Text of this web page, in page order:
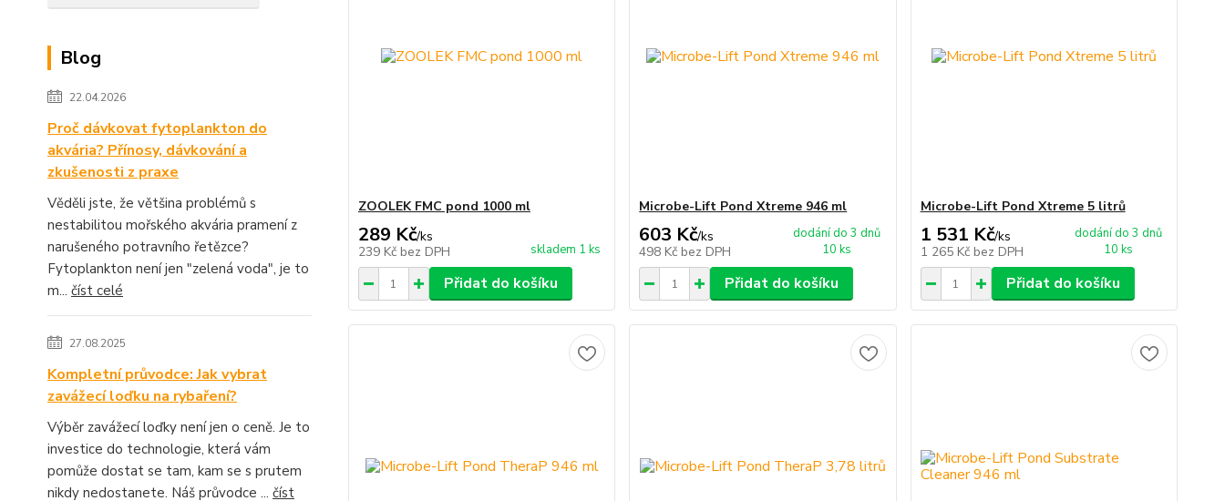
Blog
22.04.2026
Proč dávkovat fytoplankton do
akvária? Přínosy, dávkování a
zkušenosti z praxe
Věděli jste, že většina problémů s
nestabilitou mořského akvária pramení z
narušeného potravního řetězce?
Fytoplankton není jen "zelená voda", je to
m... číst celé
27.08.2025
Kompletní průvodce: Jak vybrat
zavážecí loďku na rybaření?
Výběr zavážecí loďky není jen o ceně. Je to
investice do technologie, která vám
pomůže dostat se tam, kam se s prutem
nikdy nedostanete. Náš průvodce ... číst
ZOOLEK FMC pond 1000 ml
289 Kč/ks
239 Kč bez DPH skladem 1 ks
Přidat do košíku
Microbe-Lift Pond Xtreme 946 ml
603 Kč/ks
498 Kč bez DPH
dodání do 3 dnů
10 ks
Přidat do košíku
Microbe-Lift Pond Xtreme 5 litrů
1 531 Kč/ks
1 265 Kč bez DPH
dodání do 3 dnů
10 ks
Přidat do košíku